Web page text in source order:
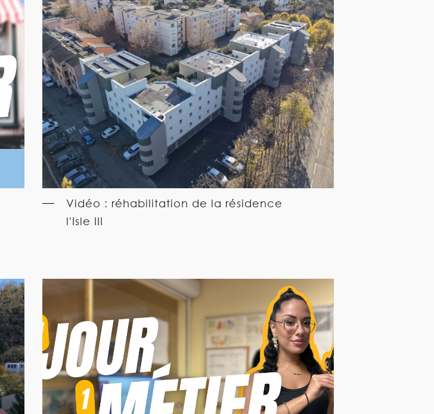
Vidéo : réhabilitation de la résidence
l'Isle III